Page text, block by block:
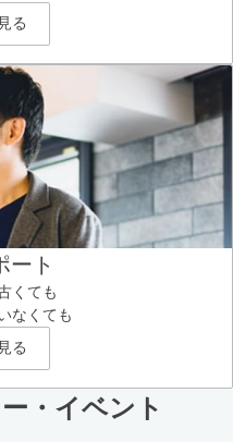
る
ート
くても
なくても
る
・イベント